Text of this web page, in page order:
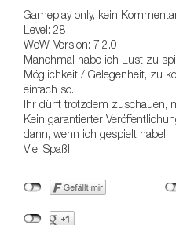
Gameplay only, kein
Level: 28
WoW-Version: 7.2.0
Manchmal habe ich Lust zu
Möglichkeit / Gelegenheit, zu
einfach so.
Ihr dürft trotzdem zuschauen,
Kein garantierter
dann, wenn ich gespielt habe!
Viel Spaß!